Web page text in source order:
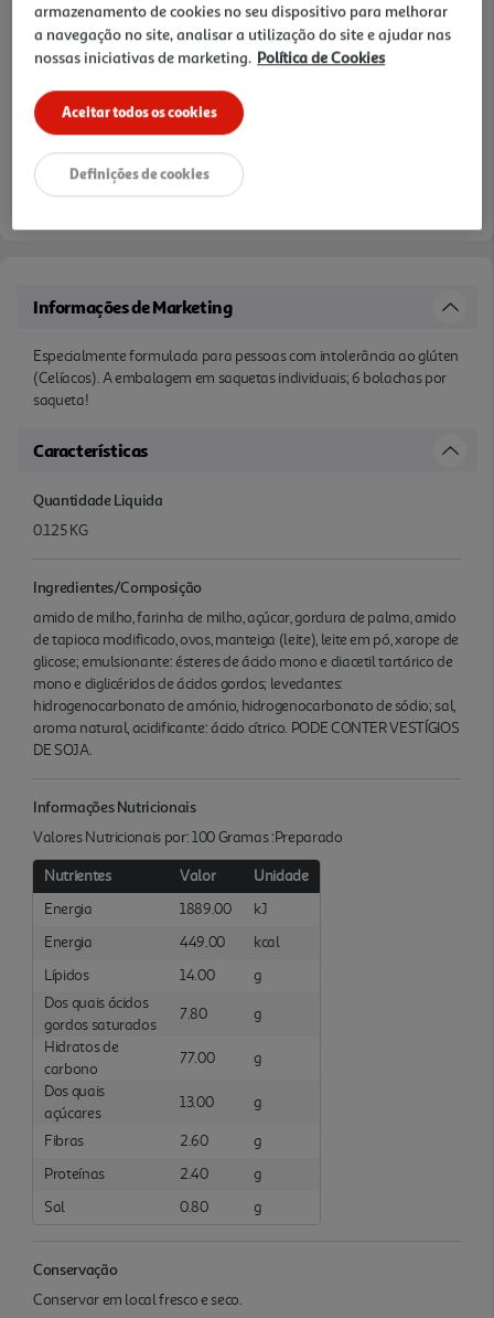
Informações de Marketing
Especialmente formulada para pessoas com intolerância ao glúten
(Celíacos). A embalagem em saquetas individuais; 6 bolachas por
saqueta!
Características
Quantidade Liquida
0.125 KG
Ingredientes/Composição
amido de milho, farinha de milho, açúcar, gordura de palma, amido
de tapioca modificado, ovos, manteiga (leite), leite em pó, xarope de
glicose; emulsionante: ésteres de ácido mono e diacetil tartárico de
mono e diglicéridos de ácidos gordos; levedantes:
hidrogenocarbonato de amónio, hidrogenocarbonato de sódio; sal,
aroma natural, acidificante: ácido cítrico. PODE CONTER VESTÍGIOS
DE SOJA.
Informações Nutricionais
Valores Nutricionais por: 100 Gramas :Preparado
Nutrientes Valor
Unidade
Energia
1889.00
kJ
Energia
449.00
kcal
Lípidos
14.00
g
Dos quais ácidos
gordos saturados
7.80
g
Hidratos de
carbono
77.00
g
Dos quais
açúcares
13.00 g
Fibras 2.60
g
Proteínas
2.40
g
Sal
0.80 g
Conservação
Conservar em local fresco e seco.
armazenamento de cookies no seu dispositivo para melhorar
a navegação no site, analisar a utilização do site e ajudar nas
nossas iniciativas de marketing. Política de Cookies
Aceitar todos os cookies
Definições de cookies